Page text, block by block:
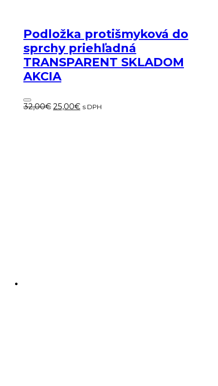
Podložka protišmyková do
sprchy priehľadná
TRANSPARENT SKLADOM
AKCIA
32,00€ Pôvodná
25,00€Aktuálna
s DPH